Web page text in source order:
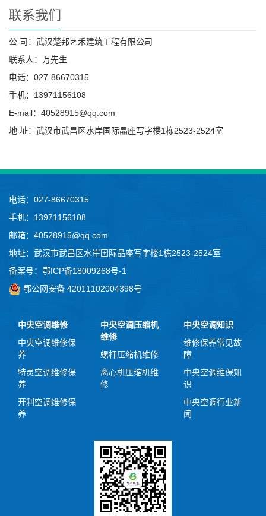
联系我们
公 司：武汉楚邦艺禾建筑工程有限公司
联系人：万先生
电话：027-86670315
手机：13971156108
E-mail：40528915@qq.com
地 址：武汉市武昌区水岸国际晶座写字楼1栋2523-2524室
电话：027-86670315
手机：13971156108
邮箱：40528915@qq.com
地址：武汉市武昌区水岸国际晶座写字楼1栋2523-2524室
备案号： 鄂ICP备18009268号-1
鄂公网安备 42011102004398号
中央空调维修
中央空调维修保
养
特灵空调维修保
养
开利空调维修保
养
中央空调压缩机
维修
螺杆压缩机维修
离心机压缩机维
修
中央空调知识
维修保养常见故
障
中央空调维保知
识
中央空调行业新
闻